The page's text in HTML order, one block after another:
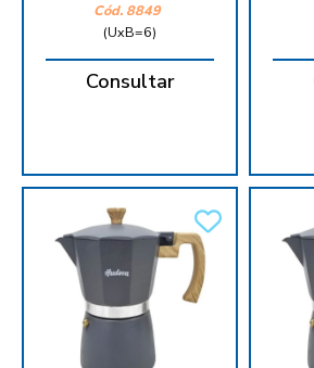
Cód. 8849
(UxB=6)
Consultar